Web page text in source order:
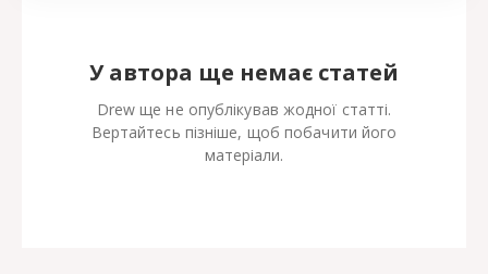
У автора ще немає статей
Drew ще не опублікував жодної статті.
Вертайтесь пізніше, щоб побачити його
матеріали.